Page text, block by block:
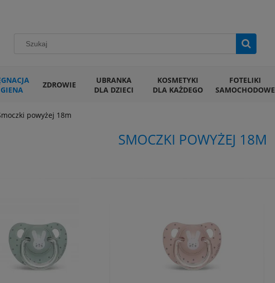
ZDROWIE
UBRANKA
DLA DZIECI
KOSMETYKI
DLA KAŻDEGO
FOTELIKI
SAMOCHODOWE
powyżej 18m
SMOCZKI POWYŻEJ 18M